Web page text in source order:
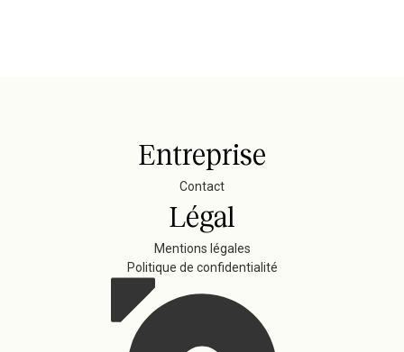
Entreprise
Contact
Légal
Mentions légales
Politique de confidentialité